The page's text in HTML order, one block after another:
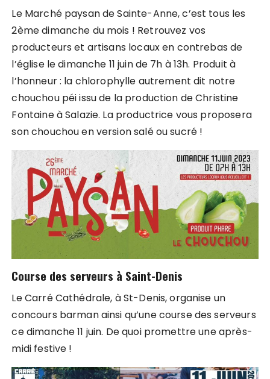
Le Marché paysan de Sainte-Anne, c’est tous les
2ème dimanche du mois ! Retrouvez vos
producteurs et artisans locaux en contrebas de
l’église le dimanche 11 juin de 7h à 13h. Produit à
l’honneur : la chlorophylle autrement dit notre
chouchou péi issu de la production de Christine
Fontaine à Salazie. La productrice vous proposera
son chouchou en version salé ou sucré !
Course des serveurs à Saint-Denis
Le Carré Cathédrale, à St-Denis, organise un
concours barman ainsi qu’une course des serveurs
ce dimanche 11 juin. De quoi promettre une après-
midi festive !